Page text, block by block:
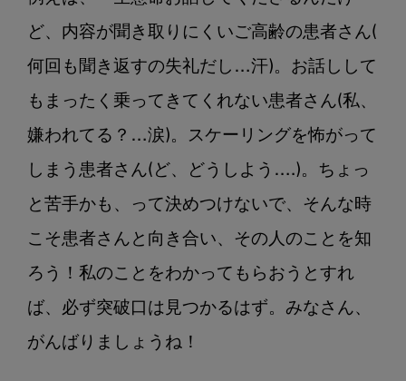
ど、内容が聞き取りにくいご高齢の患者さん(
何回も聞き返すの失礼だし…汗)。お話しして
もまったく乗ってきてくれない患者さん(私、
嫌われてる？…涙)。スケーリングを怖がって
しまう患者さん(ど、どうしよう….)。ちょっ
と苦手かも、って決めつけないで、そんな時
こそ患者さんと向き合い、その人のことを知
ろう！私のことをわかってもらおうとすれ
ば、必ず突破口は見つかるはず。みなさん、